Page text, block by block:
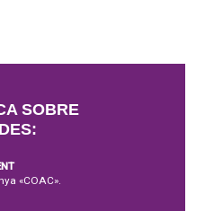
SOBRE
«COAC».